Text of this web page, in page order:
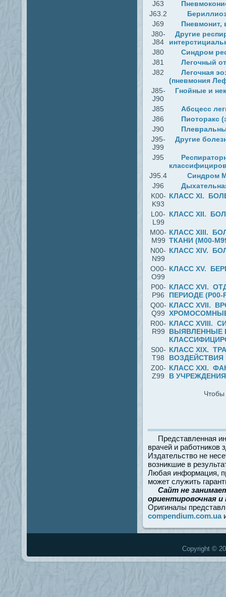
J63
J63.2
J69
Пневмонит,
J80-
J84
Другие
J80
Синдром
J81
Легочный
J82
Легочная
(пневмония
J85-
J90
Гнойные и
J85
Абсцесс
J86
Пиоторакс
J90
J95-
J99
Другие
J95
J95.4
Синдром
J96
K00-
K93
КЛАСС XI.
L00-
L99
КЛАСС XII.
M00-
M99
КЛАСС XIII.
ТКАНИ (M00-
N00-
N99
КЛАСС XIV.
O00-
O99
КЛАСС XV.
P00-
P96
КЛАСС ХVI.
ПЕРИОДЕ (P00-
Q00-
Q99
КЛАСС XVII.
ХРОМОСОМНЫЕ
R00-
R99
КЛАСС XVIII.
ВЫЯВЛЕННЫЕ
S00-
T98
КЛАСС XIX.
ВОЗДЕЙСТВИЯ
Z00-
Z99
КЛАСС XXI.
В УЧРЕЖДЕНИЯ
Чтобы
Представленная
врачей и работников
Издательство не
возникшие в
Любая информация,
может служить
Сайт не
ориентировочная
Оригиналы
compendium.com.ua
Copyright ©